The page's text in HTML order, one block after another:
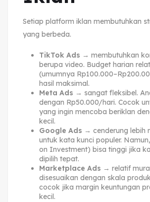
Setiap platform iklan membutuhkan
yang berbeda.
TikTok Ads → membutuhkan
berupa video. Budget harian
(umumnya
hasil maksimal.
Meta Ads → sangat fleksibel.
dengan Rp50.000/hari. Cocok
yang ingin mencoba beriklan
kecil.
Google Ads → cenderung lebih
untuk kata kunci populer.
on Investment) bisa tinggi jika
dipilih tepat.
Marketplace Ads → relatif
disesuaikan dengan skala
cocok jika margin keuntungan
kecil.